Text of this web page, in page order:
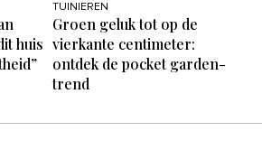
huis
TUINIEREN
Groen geluk tot op de
vierkante centimeter:
ontdek de pocket garden-
trend